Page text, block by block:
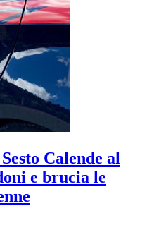
Calende al
e brucia le